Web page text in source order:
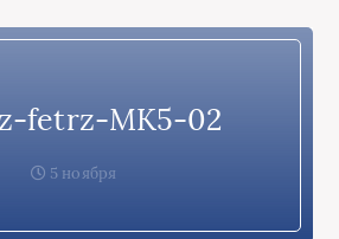
fetrz-MK5-02
5 ноября